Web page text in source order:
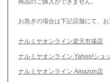
お急ぎの場合は下記店舗にて、お
ナルミヤオンライン楽天市場店
ナルミヤオンライン Yahoo!ショ
ナルミヤオンライン Amazon店